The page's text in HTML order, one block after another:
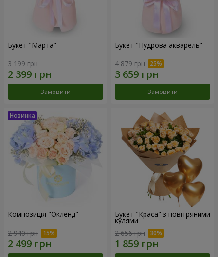
Букет "Марта"
3 199 грн
Замовити
Букет "Пудрова акварель"
4 879 грн
Замовити
Композиція "Окленд"
2 940 грн
Букет "Краса" з повітряними
кулями
2 656 грн